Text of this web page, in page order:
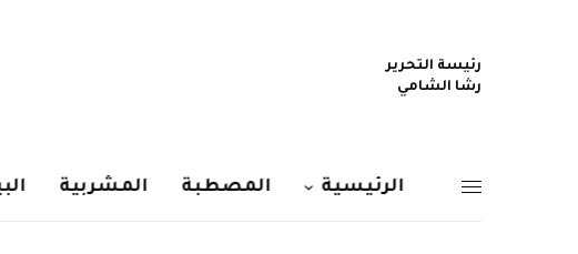
رئيسة التحرير
رشا الشامي
الرئيسية المصطبة المشربية